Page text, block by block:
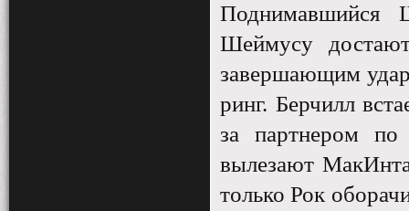
Поднимавшийся
Шеймусу
завершающим
ринг. Берчилл
за партнером
вылезают
только Рок